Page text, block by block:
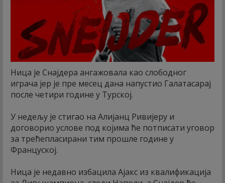
Ница је Снајдера ангажовала као слободног
играча јер је пре месец дана напустио Галатасарај
после четири године у Турској.
У недељу је стигао на Алијанц Ривијеру и
договорио услове под којима ће потписати уговор
за трећепласирани тим прошле године у
Француској.
Ница је недавно избацила Ајакс из квалификација